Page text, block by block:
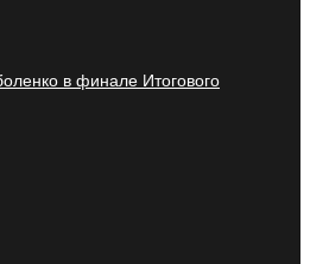
в финале Итогового